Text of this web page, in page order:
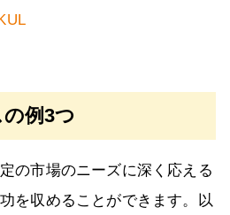
例3つ
の市場のニーズに深く応える
を収めることができます。以